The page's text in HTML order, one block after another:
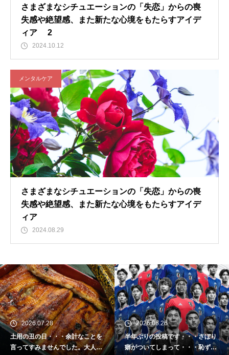
さまざまなシチュエーションの「失恋」からの喪
失感や絶望感、また新たな心境をもたらすアイデ
ィア 2
2024.10.12
メンタルケア
さまざまなシチュエーションの「失恋」からの喪
失感や絶望感、また新たな心境をもたらすアイデ
ィア
2024.08.29
とを
人気
2026.06.26
半年ぶりの投稿です・・・さぼり
癖がついてしまって・・・恥ずか
2026.02.16
2026 今年初めての投稿
「食生活習慣の改善」が